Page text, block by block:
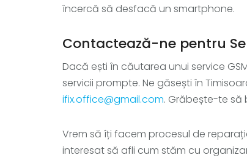
încercă să desfacă un smartphone.
Contactează-ne pentru
Dacă ești în căutarea unui service
servicii prompte. Ne găsești în
ifix.office@gmail.com. Grăbește-te să
Vrem să îți facem procesul de
interesat să afli cum stăm cu